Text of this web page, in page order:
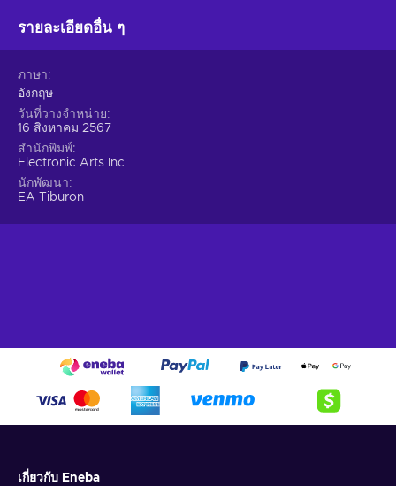
รายละเอียดอื่น ๆ
ภาษา
อังกฤษ
วันที่วางจำหน่าย
16 สิงหาคม 2567
สำนักพิมพ์
Electronic Arts Inc.
นักพัฒนา
EA Tiburon
เกี่ยวกับ Eneba